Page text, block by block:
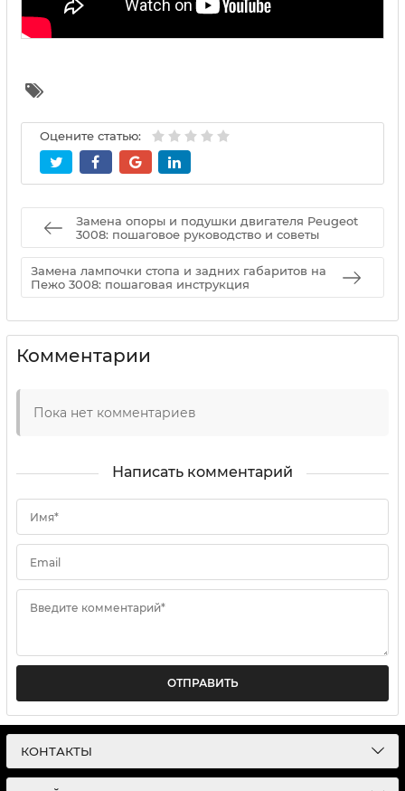
Оцените статью:
Замена опоры и подушки двигателя Peugeot
3008: пошаговое руководство и советы
Замена лампочки стопа и задних габаритов на
Пежо 3008: пошаговая инструкция
Комментарии
Пока нет комментариев
Написать комментарий
Имя*
Email
Введите комментарий*
ОТПРАВИТЬ
КОНТАКТЫ